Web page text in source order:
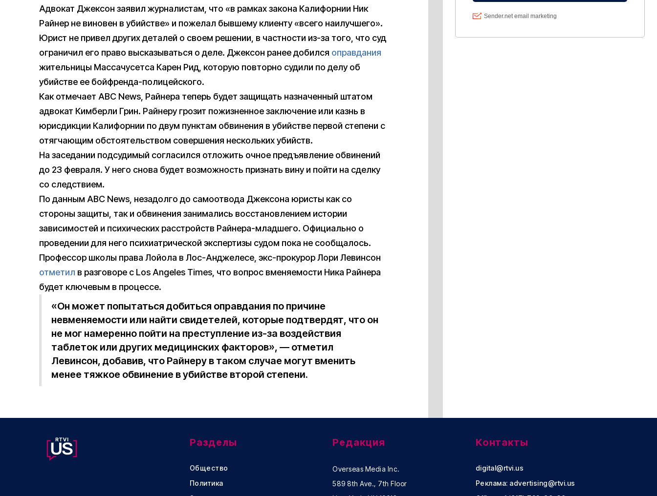
Адвокат Джексон заявил журналистам, что «в рамках закона Калифорнии Ник
Райнер не виновен в убийстве» и пожелал бывшему клиенту «всего наилучшего».
Юрист не привел других деталей о своем решении, в частности из-за того, что суд
ограничил его право высказываться о деле. Джексон ранее добился оправдания
жительницы Массачусетса Карен Рид, которую повторно судили по делу об
убийстве ее бойфренда-полицейского.
Как отмечает ABC News, Райнера теперь будет защищать назначенный штатом
адвокат Кимберли Грин. Райнеру грозит пожизненное заключение или казнь в
юрисдикции Калифорнии по двум пунктам обвинения в убийстве первой степени с
отягчающим обстоятельством совершения нескольких убийств.
На заседании подсудимый согласился отложить очное предъявление обвинений
до 23 февраля. У него снова будет возможность признать вину и пойти на сделку
со следствием.
По данным ABC News, незадолго до самоотвода Джексона юристы как со
стороны защиты, так и обвинения занимались восстановлением истории
зависимостей и психических расстройств Райнера-младшего. Официально о
проведении для него психиатрической экспертизы судом пока не сообщалось.
Профессор школы права Лойола в Лос-Анджелесе, экс-прокурор Лори Левинсон
отметил в разговоре с Los Angeles Times, что вопрос вменяемости Ника Райнера
будет ключевым в процессе.
«Он может попытаться добиться оправдания по причине
невменяемости или найти свидетелей, которые подтвердят, что он
не мог намеренно пойти на преступление из-за воздействия
таблеток или других медицинских факторов», — отметил
Левинсон, добавив, что Райнеру в таком случае могут вменить
менее тяжкое обвинение в убийстве второй степени.
Разделы
Общество
Политика
Редакция
Overseas Media Inc.
589 8th Ave., 7th Floor
Контакты
digital@rtvi.us
Реклама: advertising@rtvi.us